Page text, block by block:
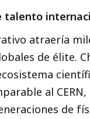
talento
atraería
de élite.
al CERN,
de